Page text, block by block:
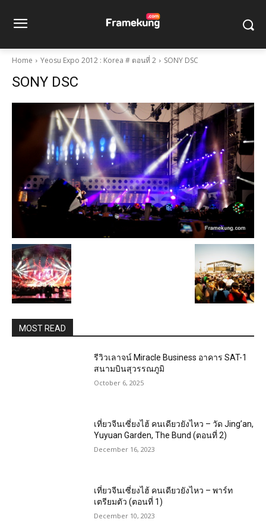
Home Yeosu Expo 2012 : Korea # ตอนที่ 2 SONY DSC
SONY DSC
MOST READ
รีวิวเลาจน์ Miracle Business อาคาร SAT-1
สนามบินสุวรรณภูมิ
October 6, 2025
เที่ยวจีนเซี่ยงไฮ้ คนเดียวยังไหว – วัด Jing’an,
Yuyuan Garden, The Bund (ตอนที่ 2)
December 16, 2023
เที่ยวจีนเซี่ยงไฮ้ คนเดียวยังไหว – พาร์ท
เตรียมตัว (ตอนที่ 1)
December 10, 2023